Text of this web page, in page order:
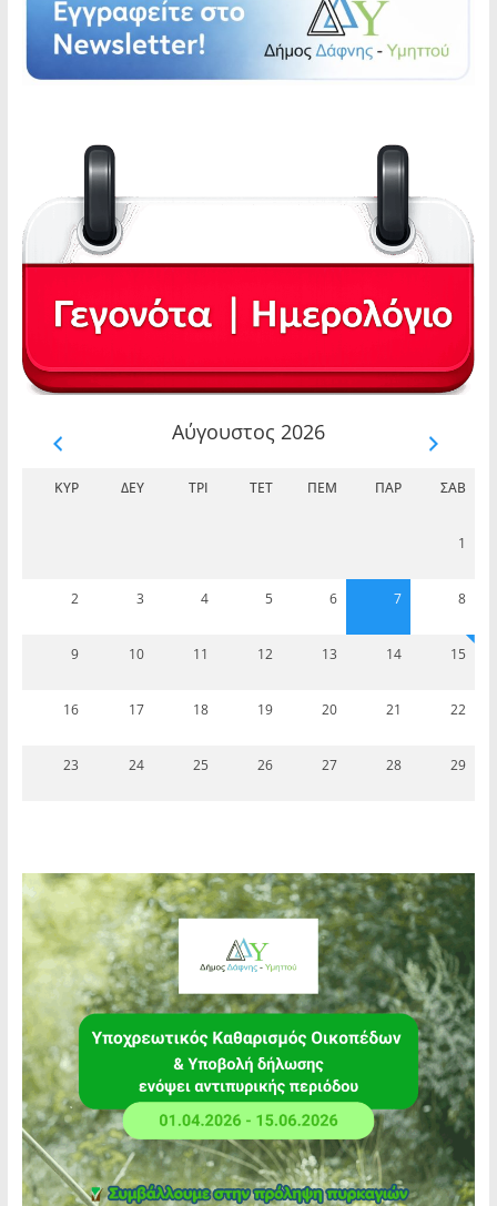
Αύγουστος 2026
ΚΥΡ ΔΕΥ ΤΡΊ ΤΕΤ ΠΈΜ ΠΑΡ ΣΆΒ
1
2 3 4 5 6 7 8
9 10 11 12 13 14 15
16 17 18 19 20 21 22
23 24 25 26 27 28 29